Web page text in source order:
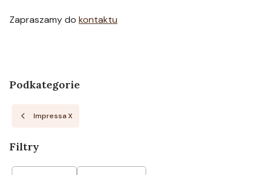
Zapraszamy do kontaktu
Podkategorie
Impressa X
Filtry